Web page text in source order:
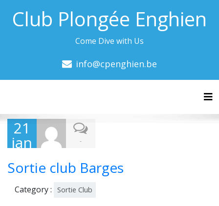
Club Plongée Enghien
Come Dive with Us
info@cpenghien.be
21
jan
202
4
-
Sortie club Barges
Category : Sortie Club